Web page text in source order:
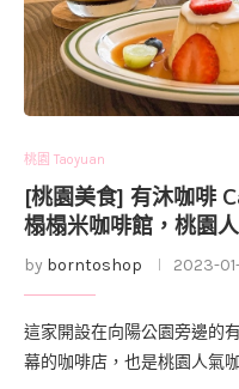
桃園 Taoyuan
[桃園美食] 有沐咖啡
榻榻米咖啡館，桃園
by borntoshop 2023-
這家開設在向陽公園旁邊的
幕的咖啡店，也是桃園人氣